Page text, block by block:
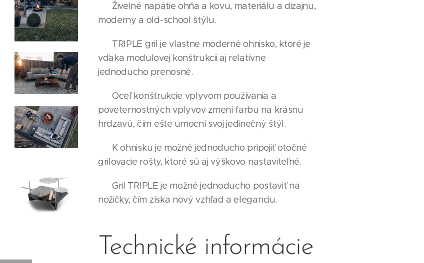
Živelné napätie ohňa a kovu, materiálu a dizajnu,
moderny a old-school štýlu.
TRIPLE gril je vlastne moderné ohnisko, ktoré je
vďaka modulovej konštrukcii aj relatívne
jednoducho prenosné.
Oceľ konštrukcie vplyvom používania a
poveternostných vplyvov zmení farbu na krásnu
hrdzavú, čím ešte umocní svoj jedinečný štýl.
K ohnisku je možné jednoducho pripojiť otočné
grilovacie rošty, ktoré sú aj výškovo nastaviteľné.
Gril TRIPLE je možné jednoducho postaviť na
nožičky, čím získa nový vzhľad a eleganciu.
Technické informácie